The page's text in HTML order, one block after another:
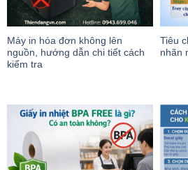
Máy in hóa đơn không lên
nguồn, hướng dẫn chi tiết cách
kiểm tra
Tiêu
nhãn